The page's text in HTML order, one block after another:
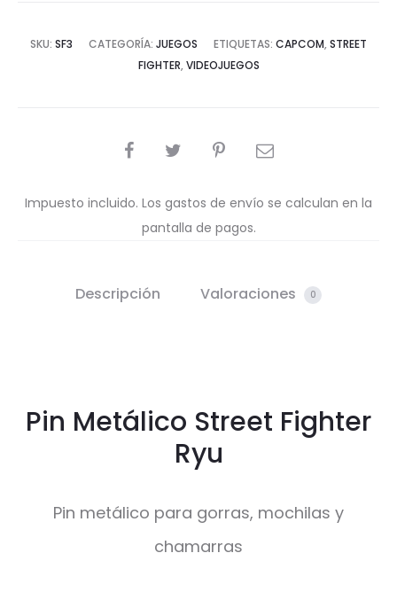
SKU: SF3 CATEGORÍA: JUEGOS ETIQUETAS: CAPCOM, STREET
FIGHTER, VIDEOJUEGOS
COMPARTIR
Impuesto incluido. Los gastos de envío se calculan en la
pantalla de pagos.
Descripción Valoraciones 0
Pin Metálico Street Fighter
Ryu
Pin metálico para gorras, mochilas y
chamarras